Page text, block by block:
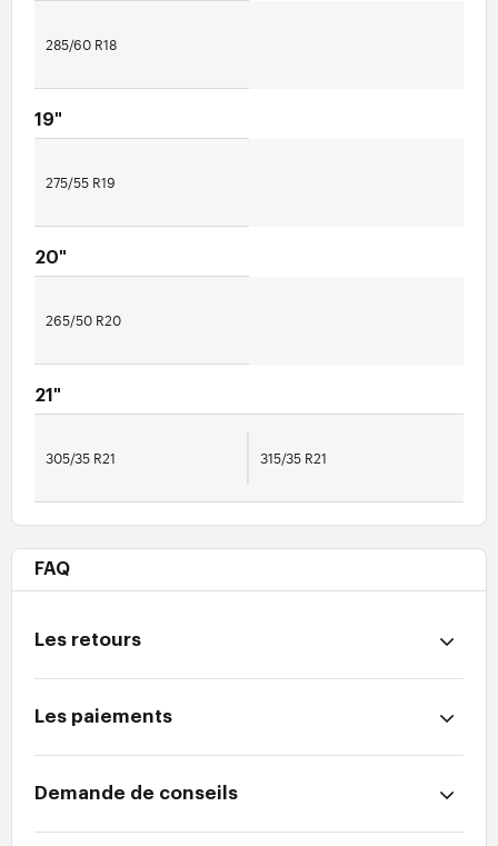
285/60 R18
19"
275/55 R19
20"
265/50 R20
21"
305/35 R21 315/35 R21
FAQ
Les retours
Les paiements
Demande de conseils